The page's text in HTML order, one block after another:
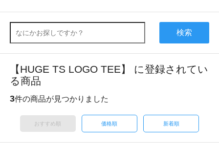
検索
【HUGE TS LOGO TEE】 に登録されてい
る商品
3件の商品が見つかりました
おすすめ順 価格順 新着順